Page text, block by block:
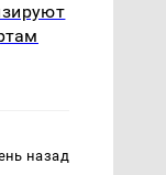
назад